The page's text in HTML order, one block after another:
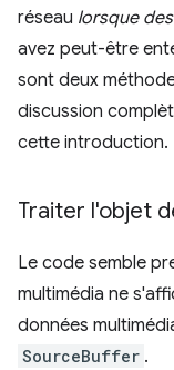
réseau lorsque
avez peut-être
sont deux
discussion
cette introduction.
Traiter l'objet
Le code semble
multimédia ne
données
SourceBuffer .